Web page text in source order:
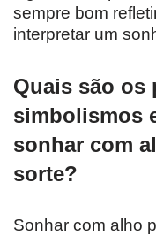
sempre bom
interpretar um
Quais são os
simbolismos
sonhar com
sorte?
Sonhar com alho